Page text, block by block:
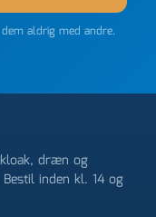
aldrig med andre.
dræn og
inden kl. 14 og